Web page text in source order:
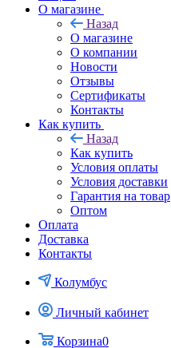
О магазине
Назад
О магазине
О компании
Новости
Отзывы
Сертификаты
Контакты
Как купить
Назад
Как купить
Условия оплаты
Условия доставки
Гарантия на товар
Оптом
Оплата
Доставка
Контакты
Колумбус
Личный кабинет
Корзина0